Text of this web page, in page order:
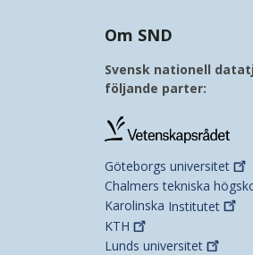
Om SND
Svensk nationell
följande parter:
Göteborgs universitet
Chalmers tekniska
Karolinska Institutet
KTH
Lunds universitet